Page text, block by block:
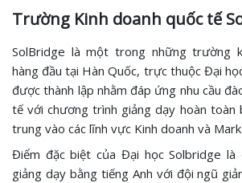
Trường Kinh doanh quốc tế
SolBridge là một trong những trường
hàng đầu tại Hàn Quốc, trực thuộc Đại
được thành lập nhằm đáp ứng nhu cầu
tế với chương trình giảng dạy hoàn toàn
trung vào các lĩnh vực Kinh doanh và
Điểm đặc biệt của Đại học Solbridge là
giảng dạy bằng tiếng Anh với đội ngũ